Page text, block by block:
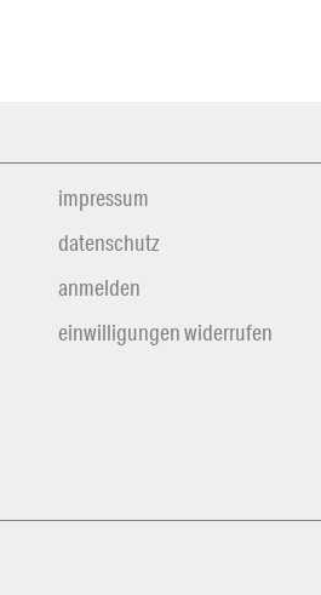
impressum
datenschutz
anmelden
einwilligungen widerrufen